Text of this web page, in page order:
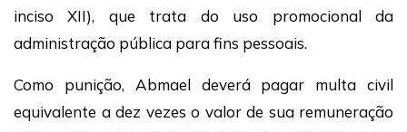
inciso XII), que trata do uso promocional da
administração pública para fins pessoais.
Como punição, Abmael deverá pagar multa civil
equivalente a dez vezes o valor de sua remuneração